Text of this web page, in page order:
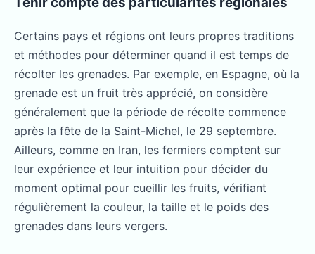
Certains pays et régions ont leurs propres traditions
et méthodes pour déterminer quand il est temps de
récolter les grenades. Par exemple, en Espagne, où la
grenade est un fruit très apprécié, on considère
généralement que la période de récolte commence
après la fête de la Saint-Michel, le 29 septembre.
Ailleurs, comme en Iran, les fermiers comptent sur
leur expérience et leur intuition pour décider du
moment optimal pour cueillir les fruits, vérifiant
régulièrement la couleur, la taille et le poids des
grenades dans leurs vergers.